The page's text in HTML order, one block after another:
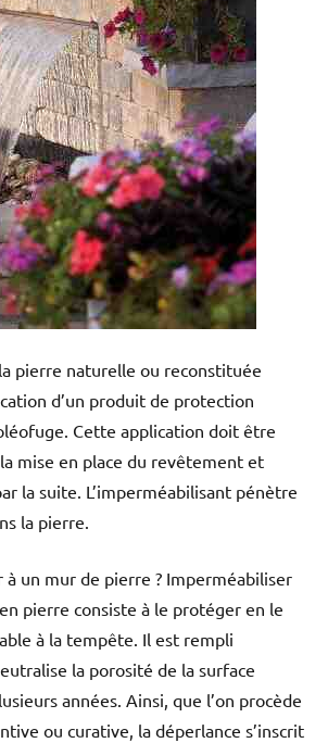
pierre naturelle ou reconstituée
d’un produit de protection
Cette application doit être
mise en place du revêtement et
la suite. L’imperméabilisant pénètre
la pierre.
un mur de pierre ? Imperméabiliser
pierre consiste à le protéger en le
à la tempête. Il est rempli
la porosité de la surface
années. Ainsi, que l’on procède
ou curative, la déperlance s’inscrit